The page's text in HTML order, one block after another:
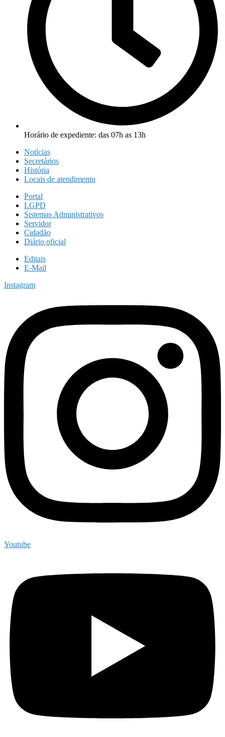
Horário de expediente: das 07h as 13h
Notícias
Secretários
História
Locais de atendimento
Portal
LGPD
Sistemas Administrativos
Servidor
Cidadão
Diário oficial
Editais
E-Mail
Instagram
Youtube